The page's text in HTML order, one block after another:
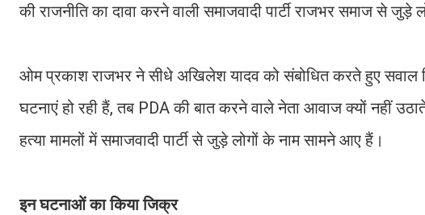
की राजनीति का दावा करने वाली समाजवादी पार्टी राजभर समाज से
ओम प्रकाश राजभर ने सीधे अखिलेश यादव को संबोधित करते हुए सवाल
घटनाएं हो रही हैं, तब PDA की बात करने वाले नेता आवाज क्यों नहीं
हत्या मामलों में समाजवादी पार्टी से जुड़े लोगों के नाम सामने आए हैं।
इन घटनाओं का किया जिक्र